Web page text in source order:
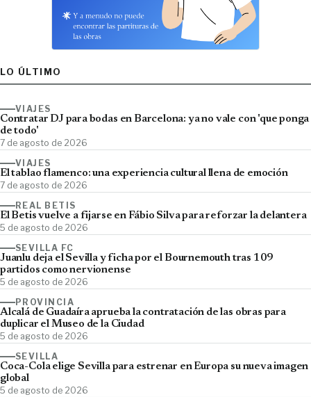
LO ÚLTIMO
VIAJES
Contratar DJ para bodas en Barcelona: ya no vale con 'que ponga
de todo'
7 de agosto de 2026
VIAJES
El tablao flamenco: una experiencia cultural llena de emoción
7 de agosto de 2026
REAL BETIS
El Betis vuelve a fijarse en Fábio Silva para reforzar la delantera
5 de agosto de 2026
SEVILLA FC
Juanlu deja el Sevilla y ficha por el Bournemouth tras 109
partidos como nervionense
5 de agosto de 2026
PROVINCIA
Alcalá de Guadaíra aprueba la contratación de las obras para
duplicar el Museo de la Ciudad
5 de agosto de 2026
SEVILLA
Coca-Cola elige Sevilla para estrenar en Europa su nueva imagen
global
5 de agosto de 2026